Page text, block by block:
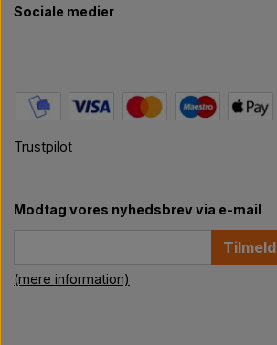
Sociale medier
Trustpilot
Modtag vores nyhedsbrev via e-mail
Tilmeld
(mere information)